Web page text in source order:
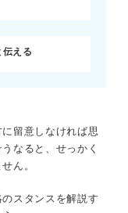
える
留意しなければ思
なると、せっかく
ん。
スタンスを解説す